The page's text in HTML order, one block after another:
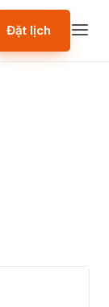
Đặt lịch